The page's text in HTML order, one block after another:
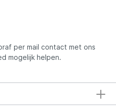
per mail contact met ons
mogelijk helpen.